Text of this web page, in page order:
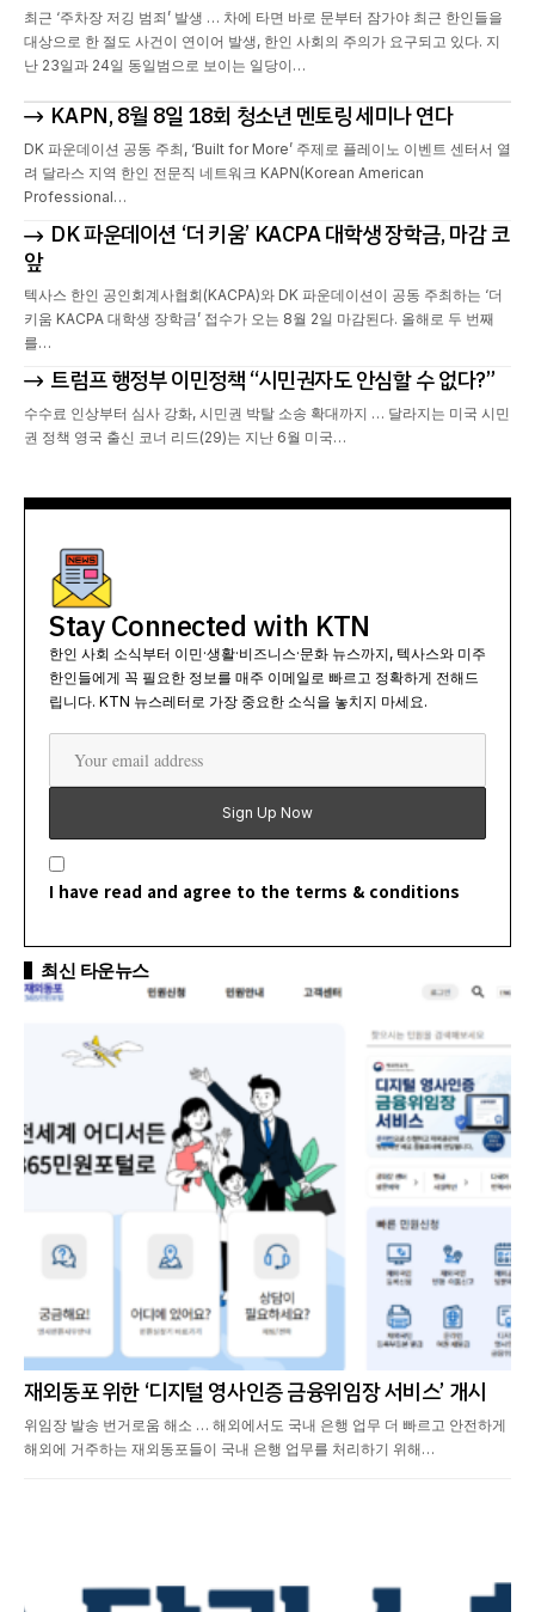
최근 ‘주차장 저깅 범죄’ 발생 … 차에 타면 바로 문부터 잠가야 최근 한인들을
대상으로 한 절도 사건이 연이어 발생, 한인 사회의 주의가 요구되고 있다. 지
난 23일과 24일 동일범으로 보이는 일당이…
KAPN, 8월 8일 18회 청소년 멘토링 세미나 연다
DK 파운데이션 공동 주최, ‘Built for More’ 주제로 플레이노 이벤트 센터서 열
려 달라스 지역 한인 전문직 네트워크 KAPN(Korean American
Professional…
DK 파운데이션 ‘더 키움’ KACPA 대학생 장학금, 마감 코
앞
텍사스 한인 공인회계사협회(KACPA)와 DK 파운데이션이 공동 주최하는 ‘더
키움 KACPA 대학생 장학금’ 접수가 오는 8월 2일 마감된다. 올해로 두 번째
를…
트럼프 행정부 이민정책 “시민권자도 안심할 수 없다?”
수수료 인상부터 심사 강화, 시민권 박탈 소송 확대까지 … 달라지는 미국 시민
권 정책 영국 출신 코너 리드(29)는 지난 6월 미국…
Stay Connected with KTN
한인 사회 소식부터 이민·생활·비즈니스·문화 뉴스까지, 텍사스와 미주
한인들에게 꼭 필요한 정보를 매주 이메일로 빠르고 정확하게 전해드
립니다. KTN 뉴스레터로 가장 중요한 소식을 놓치지 마세요.
I have read and agree to the terms & conditions
최신 타운뉴스
재외동포 위한 ‘디지털 영사인증 금융위임장 서비스’ 개시
위임장 발송 번거로움 해소 … 해외에서도 국내 은행 업무 더 빠르고 안전하게
해외에 거주하는 재외동포들이 국내 은행 업무를 처리하기 위해…